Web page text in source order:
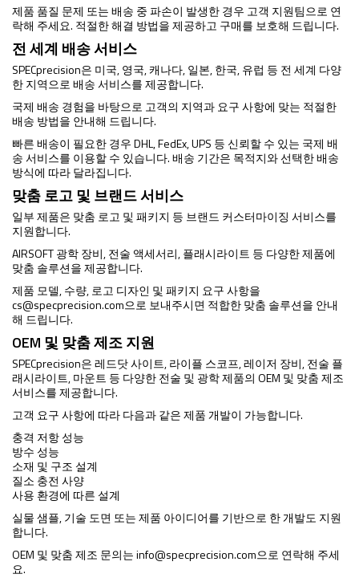
제품 품질 문제 또는 배송 중 파손이 발생한 경우 고객 지원팀으로 연
락해 주세요. 적절한 해결 방법을 제공하고 구매를 보호해 드립니다.
전 세계 배송 서비스
SPECprecision은 미국, 영국, 캐나다, 일본, 한국, 유럽 등 전 세계 다양
한 지역으로 배송 서비스를 제공합니다.
국제 배송 경험을 바탕으로 고객의 지역과 요구 사항에 맞는 적절한
배송 방법을 안내해 드립니다.
빠른 배송이 필요한 경우 DHL, FedEx, UPS 등 신뢰할 수 있는 국제 배
송 서비스를 이용할 수 있습니다. 배송 기간은 목적지와 선택한 배송
방식에 따라 달라집니다.
맞춤 로고 및 브랜드 서비스
일부 제품은 맞춤 로고 및 패키지 등 브랜드 커스터마이징 서비스를
지원합니다.
AIRSOFT 광학 장비, 전술 액세서리, 플래시라이트 등 다양한 제품에
맞춤 솔루션을 제공합니다.
제품 모델, 수량, 로고 디자인 및 패키지 요구 사항을
cs@specprecision.com으로 보내주시면 적합한 맞춤 솔루션을 안내
해 드립니다.
OEM 및 맞춤 제조 지원
SPECprecision은 레드닷 사이트, 라이플 스코프, 레이저 장비, 전술 플
래시라이트, 마운트 등 다양한 전술 및 광학 제품의 OEM 및 맞춤 제조
서비스를 제공합니다.
고객 요구 사항에 따라 다음과 같은 제품 개발이 가능합니다.
충격 저항 성능
방수 성능
소재 및 구조 설계
질소 충전 사양
사용 환경에 따른 설계
실물 샘플, 기술 도면 또는 제품 아이디어를 기반으로 한 개발도 지원
합니다.
OEM 및 맞춤 제조 문의는info@specprecision.com으로 연락해 주세
요.